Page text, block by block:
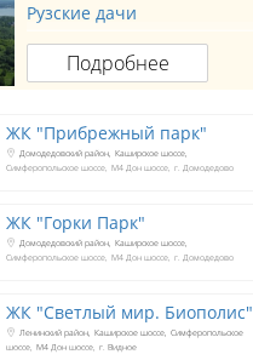
Рузские дачи
Подробнее
ЖК "Прибрежный парк"
Домодедовский район Каширское шоссе
Симферопольское шоссе М4 Дон шоссе г. Домодедово
ЖК "Горки Парк"
Домодедовский район Каширское шоссе
Симферопольское шоссе М4 Дон шоссе г. Домодедово
ЖК "Светлый мир. Биополис"
Ленинский район Каширское шоссе Симферопольское
шоссе М4 Дон шоссе г. Видное